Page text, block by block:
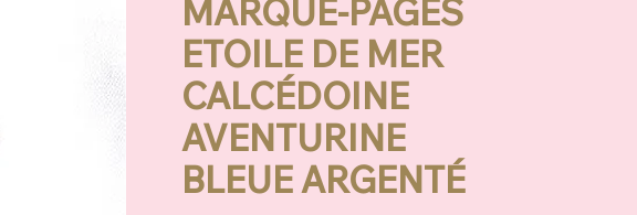
MARQUE-PAGES
ETOILE DE MER
CALCÉDOINE
AVENTURINE
BLEUE ARGENTÉ